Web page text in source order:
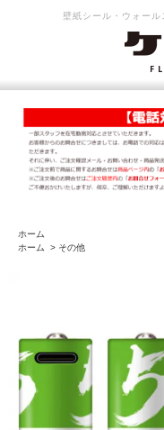
壁紙シール・ウォー
ホーム
ホーム
> その他